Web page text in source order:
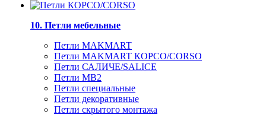
10. Петли мебельные
Петли MAKMART
Петли MAKMART КОРСО/CORSO
Петли САЛИЧЕ/SALICE
Петли MB2
Петли специальные
Петли декоративные
Петли скрытого монтажа